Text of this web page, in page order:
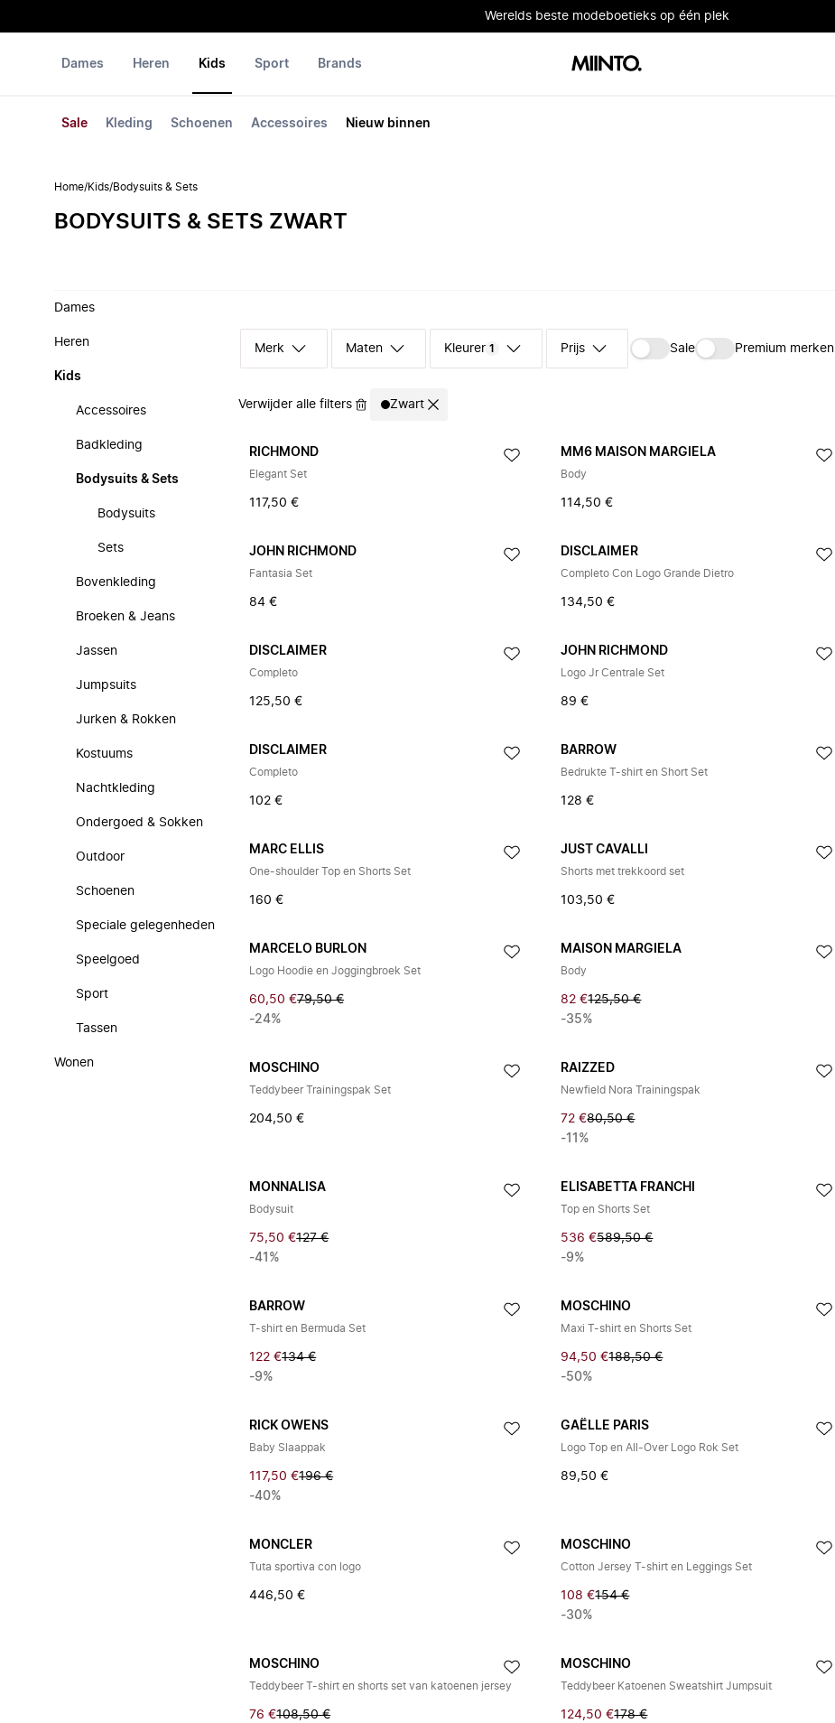
Werelds beste modeboetieks op één plek
Dames Heren Kids
Sale Kleding Schoenen Accessoires Nieuw binnen
Sport Brands
Home/Kids/Bodysuits & Sets
BODYSUITS & SETS ZWART
Dames
Heren
Kids
Accessoires
Badkleding
Bodysuits & Sets
Bodysuits
Sets
Bovenkleding
Broeken & Jeans
Jassen
Jumpsuits
Jurken & Rokken
Kostuums
Nachtkleding
Ondergoed & Sokken
Outdoor
Schoenen
Speciale gelegenheden
Speelgoed
Sport
Tassen
Wonen
Merk Maten Kleuren 1 Prijs Sale Premium merken
Verwijder alle filters Zwart
RICHMOND
Elegant Set
117,50 €
MM6 MAISON MARGIELA
Body
114,50 €
JOHN RICHMOND
Fantasia Set
84 €
DISCLAIMER
Completo Con Logo Grande Dietro
134,50 €
DISCLAIMER
Completo
125,50 €
JOHN RICHMOND
Logo Jr Centrale Set
89 €
DISCLAIMER
Completo
102 €
BARROW
Bedrukte T-shirt en Short Set
128 €
MARC ELLIS
One-shoulder Top en Shorts Set
160 €
JUST CAVALLI
Shorts met trekkoord set
103,50 €
MARCELO BURLON
Logo Hoodie en Joggingbroek Set
60,50 €79,50 €
-24%
MAISON MARGIELA
Body
82 €125,50 €
-35%
MOSCHINO
Teddybeer Trainingspak Set
204,50 €
RAIZZED
Newfield Nora Trainingspak
72 €80,50 €
-11%
MONNALISA
Bodysuit
75,50 €127 €
-41%
ELISABETTA FRANCHI
Top en Shorts Set
536 €589,50 €
-9%
BARROW
T-shirt en Bermuda Set
122 €134 €
-9%
MOSCHINO
Maxi T-shirt en Shorts Set
94,50 €188,50 €
-50%
RICK OWENS
Baby Slaappak
117,50 €196 €
-40%
GAËLLE PARIS
Logo Top en All-Over Logo Rok Set
89,50 €
MONCLER
Tuta sportiva con logo
446,50 €
MOSCHINO
Cotton Jersey T-shirt en Leggings Set
108 €154 €
-30%
MOSCHINO
Teddybeer T-shirt en shorts set van katoenen jersey
76 €108,50 €
MOSCHINO
Teddybeer Katoenen Sweatshirt Jumpsuit
124,50 €178 €